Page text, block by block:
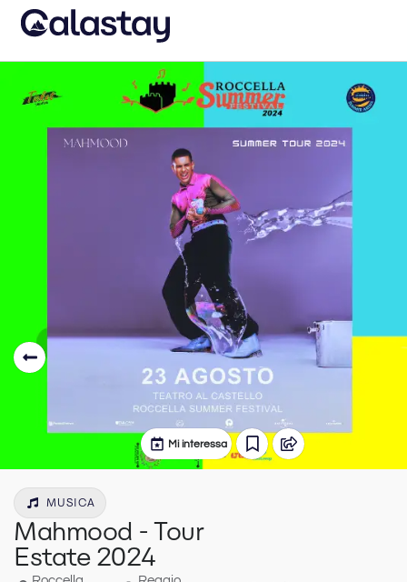
Mi interessa
MUSICA
Mahmood - Tour
Estate 2024